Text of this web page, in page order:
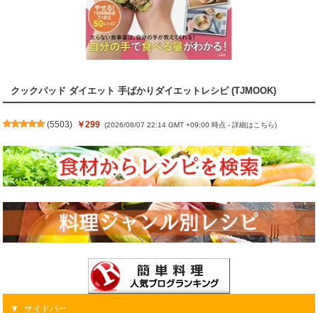
クックパッド ダイエット 手ばかりダイエットレシピ (TJMOOK)
(5503) ￥299 (2026/08/07 22:14 GMT +09:00 時点 -詳細はこちら)
サイドバー